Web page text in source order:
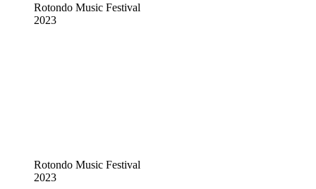
Rotondo Music Festival
2023
Rotondo Music Festival
2023